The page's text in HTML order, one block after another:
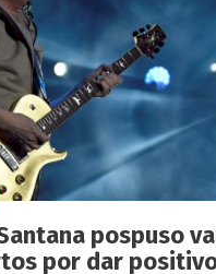
pospuso
por dar positivo